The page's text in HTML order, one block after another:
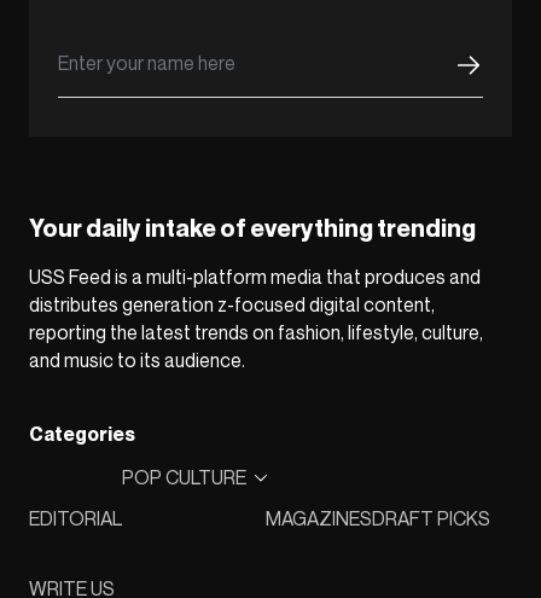
Your daily intake of everything trending
USS Feed is a multi-platform media that produces and
distributes generation z-focused digital content,
reporting the latest trends on fashion, lifestyle, culture,
and music to its audience.
Categories
EDITORIAL
POP CULTURE
MAGAZINESDRAFT PICKS
WRITE US